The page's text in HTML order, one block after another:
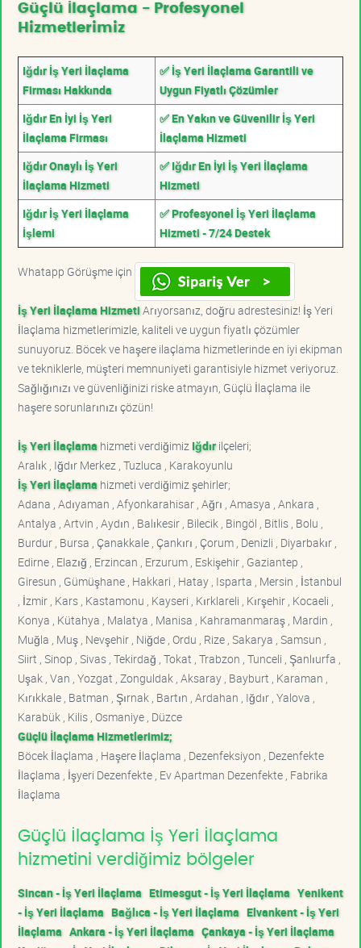
Güçlü İlaçlama - Profesyonel
Hizmetlerimiz
Iğdır İş Yeri İlaçlama
Firması Hakkında
✅ İş Yeri İlaçlama Garantili ve
Uygun Fiyatlı Çözümler
Iğdır En İyi İş Yeri
İlaçlama Firması
✅ En Yakın ve Güvenilir İş Yeri
İlaçlama Hizmeti
Iğdır Onaylı İş Yeri
İlaçlama Hizmeti
✅ Iğdır En İyi İş Yeri İlaçlama
Hizmeti
Iğdır İş Yeri İlaçlama
İşlemi
✅ Profesyonel İş Yeri İlaçlama
Hizmeti - 7/24 Destek
Whatapp Görüşme için
İş Yeri İlaçlama HizmetiArıyorsanız, doğru adrestesiniz! İş Yeri
İlaçlama hizmetlerimizle, kaliteli ve uygun fiyatlı çözümler
sunuyoruz. Böcek ve haşere ilaçlama hizmetlerinde en iyi ekipman
ve tekniklerle, müşteri memnuniyeti garantisiyle hizmet veriyoruz.
Sağlığınızı ve güvenliğinizi riske atmayın, Güçlü İlaçlama ile
haşere sorunlarınızı çözün!
İş Yeri İlaçlama hizmeti verdiğimiz Iğdırilçeleri;
Aralık , Iğdır Merkez , Tuzluca , Karakoyunlu
İş Yeri İlaçlama hizmeti verdiğimiz şehirler;
Adana , Adıyaman , Afyonkarahisar , Ağrı , Amasya , Ankara ,
Antalya , Artvin , Aydın , Balıkesir , Bilecik , Bingöl , Bitlis , Bolu ,
Burdur , Bursa , Çanakkale , Çankırı , Çorum , Denizli , Diyarbakır ,
Edirne , Elazığ , Erzincan , Erzurum , Eskişehir , Gaziantep ,
Giresun , Gümüşhane , Hakkari , Hatay , Isparta , Mersin , İstanbul
, İzmir , Kars , Kastamonu , Kayseri , Kırklareli , Kırşehir , Kocaeli ,
Konya , Kütahya , Malatya , Manisa , Kahramanmaraş , Mardin ,
Muğla , Muş , Nevşehir , Niğde , Ordu , Rize , Sakarya , Samsun ,
Siirt , Sinop , Sivas , Tekirdağ , Tokat , Trabzon , Tunceli , Şanlıurfa ,
Uşak , Van , Yozgat , Zonguldak , Aksaray , Bayburt , Karaman ,
Kırıkkale , Batman , Şırnak , Bartın , Ardahan , Iğdır , Yalova ,
Karabük , Kilis , Osmaniye , Düzce
Güçlü İlaçlama Hizmetlerimiz;
Böcek İlaçlama , Haşere İlaçlama , Dezenfeksiyon , Dezenfekte
İlaçlama , İşyeri Dezenfekte , Ev Apartman Dezenfekte , Fabrika
İlaçlama
Güçlü İlaçlama İş Yeri İlaçlama
hizmetini verdiğimiz bölgeler
Sincan - İş Yeri İlaçlama Etimesgut - İş Yeri İlaçlama Yenikent
- İş Yeri İlaçlama Bağlıca - İş Yeri İlaçlama Elvankent - İş Yeri
İlaçlama Ankara - İş Yeri İlaçlama Çankaya - İş Yeri İlaçlama